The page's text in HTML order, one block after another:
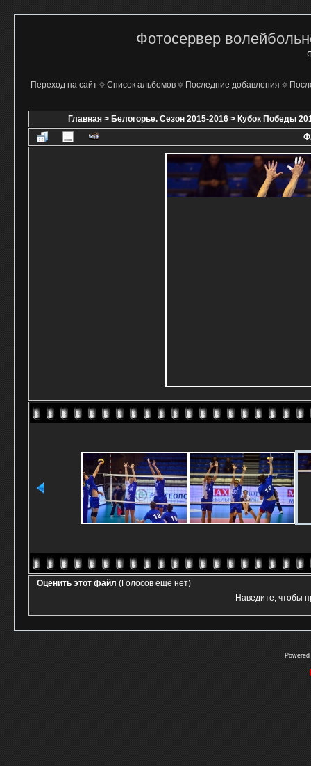
Фотосервер
Переход на сайт Список альбомов Последние добавления
Главная> Белогорье. Сезон 2015-2016> Кубок Победы
Оценить этот файл (Голосов ещё нет)
Наведите, чтобы